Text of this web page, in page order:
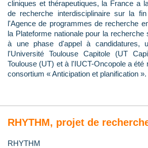
cliniques et thérapeutiques, la France a
de recherche interdisciplinaire sur la
l'Agence de programmes de recherche
la Plateforme nationale pour la
à une phase d'appel à candidatures,
l'Université Toulouse Capitole (UT
Toulouse (UT) et à l'IUCT-Oncopole a été
consortium « Anticipation et planification ».
RHYTHM, projet de
RHYTHM